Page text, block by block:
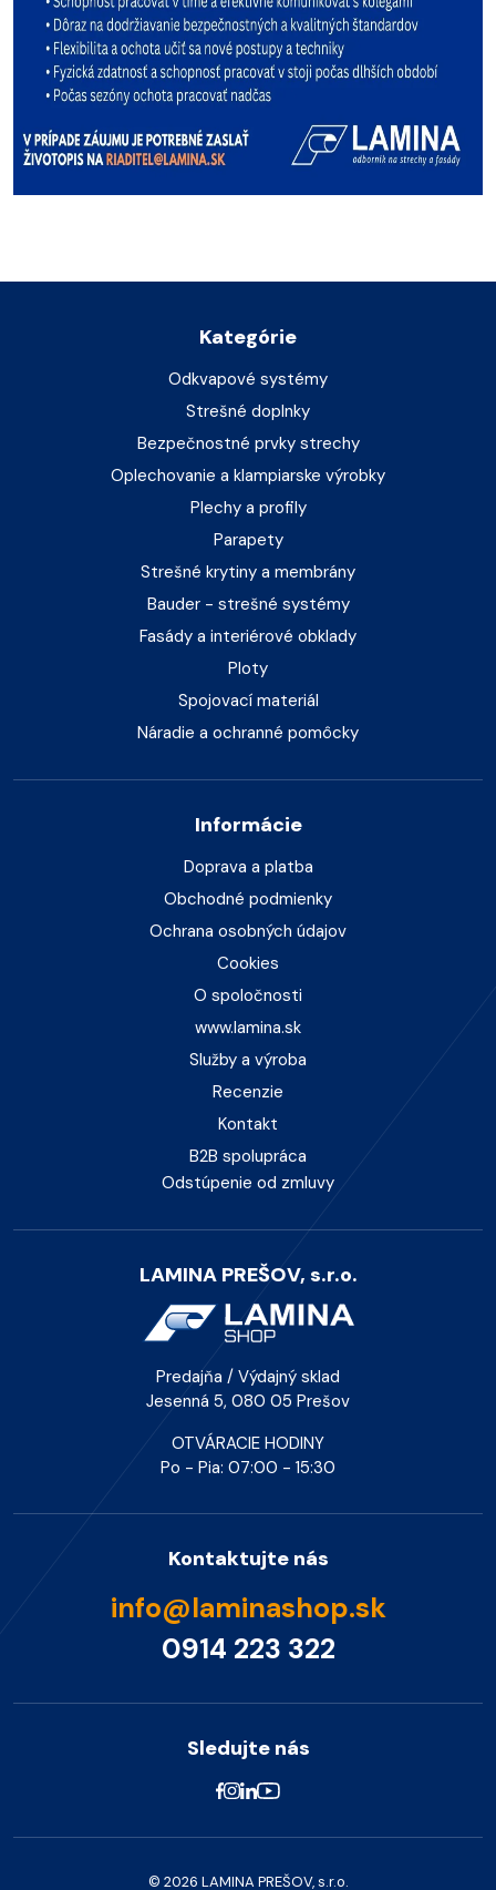
Kategórie
Odkvapové systémy
Strešné doplnky
Bezpečnostné prvky strechy
Oplechovanie a klampiarske výrobky
Plechy a profily
Parapety
Strešné krytiny a membrány
Bauder - strešné systémy
Fasády a interiérové obklady
Ploty
Spojovací materiál
Náradie a ochranné pomôcky
Informácie
Doprava a platba
Obchodné podmienky
Ochrana osobných údajov
Cookies
O spoločnosti
www.lamina.sk
Služby a výroba
Recenzie
Kontakt
B2B spolupráca
Odstúpenie od zmluvy
LAMINA PREŠOV, s.r.o.
Predajňa / Výdajný sklad
Jesenná 5, 080 05 Prešov
OTVÁRACIE HODINY
Po - Pia: 07:00 - 15:30
Kontaktujte nás
info@laminashop.sk
0914 223 322
Sledujte nás
© 2026 LAMINA PREŠOV, s.r.o.